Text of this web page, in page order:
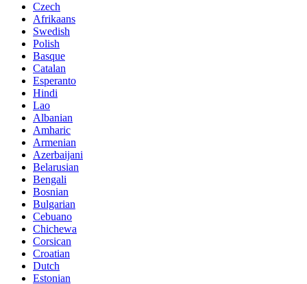
Czech
Afrikaans
Swedish
Polish
Basque
Catalan
Esperanto
Hindi
Lao
Albanian
Amharic
Armenian
Azerbaijani
Belarusian
Bengali
Bosnian
Bulgarian
Cebuano
Chichewa
Corsican
Croatian
Dutch
Estonian